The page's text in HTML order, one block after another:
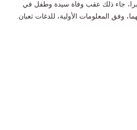
جاء ذلك عقب وفاة سيدة وطفل في
وفق المعلومات الأولية، للدغات ثعبان.